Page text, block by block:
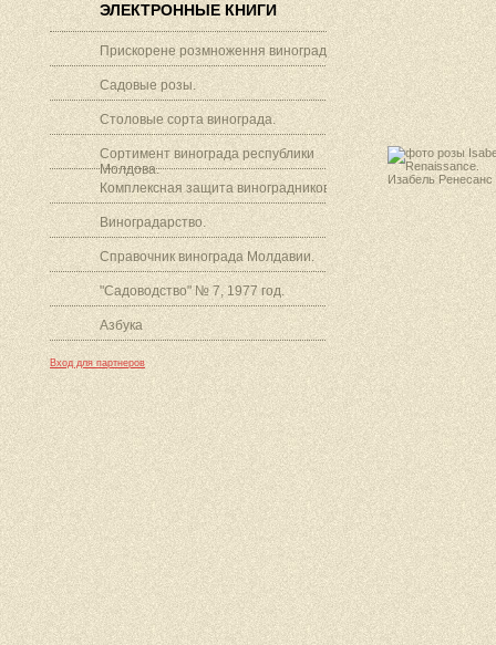
ЭЛЕКТРОННЫЕ КНИГИ
Прискорене розмноження винограду.
Садовые розы.
Столовые сорта винограда.
Сортимент винограда республики
Молдова.
Комплексная защита виноградников.
Виноградарство.
Справочник винограда Молдавии.
"Садоводство" № 7, 1977 год.
Азбука
Вход для партнеров